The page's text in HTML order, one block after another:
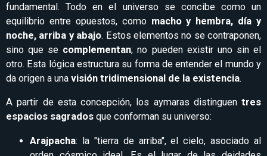
fundamental. Todo en el universo se concibe como un
equilibrio entre opuestos, como macho y hembra, día y
noche, arriba y abajo. Estos elementos no se contraponen,
sino que se complementan; no pueden existir uno sin el
otro. Esta lógica estructura su forma de entender el mundo y
da origen a una visión tridimensional de la existencia.
A partir de esta concepción, los aymaras distinguen tres
espacios sagrados que conforman su universo:
Arajpacha: la "tierra de arriba", el cielo, asociado al